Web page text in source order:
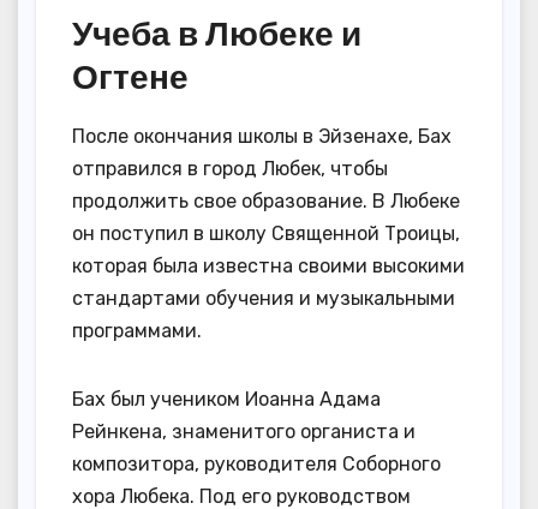
Учеба в Любеке и
Огтене
После окончания школы в Эйзенахе, Бах
отправился в город Любек, чтобы
продолжить свое образование. В Любеке
он поступил в школу Священной Троицы,
которая была известна своими высокими
стандартами обучения и музыкальными
программами.
Бах был учеником Иоанна Адама
Рейнкена, знаменитого органиста и
композитора, руководителя Соборного
хора Любека. Под его руководством